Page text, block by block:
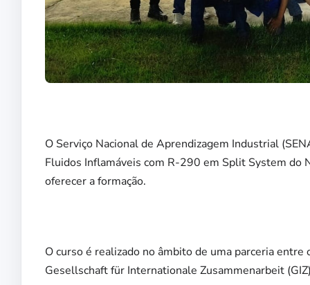
O Serviço Nacional de Aprendizagem Industrial
Fluidos Inflamáveis com R-290 em Split System do
oferecer a formação.
O curso é realizado no âmbito de uma parceria
Gesellschaft für Internationale Zusammenarbeit